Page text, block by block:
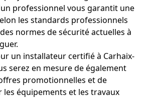
professionnel vous garantit une
les standards professionnels
normes de sécurité actuelles à
un installateur certifié à Carhaix-
serez en mesure de également
promotionnelles et de
les équipements et les travaux